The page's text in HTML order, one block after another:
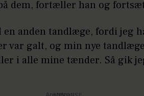
dem, fortæller han og
en anden tandlæge, fordi jeg
var galt, og min nye
i alle mine tænder. Så gik